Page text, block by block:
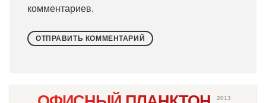
комментариев.
2013